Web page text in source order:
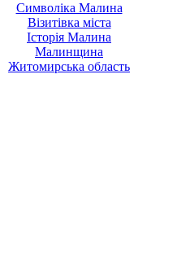
Символіка Малина
Візитівка міста
Історія Малина
Малинщина
Житомирська область